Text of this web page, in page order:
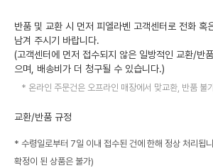
반품 및 교환 시 먼저 피엘라벤 고객센터로 전화 혹
남겨 주시기 바랍니다.
(고객센터에 먼저 접수되지 않은 일방적인 교환/반
으며, 배송비가 더 청구될 수 있습니다.)
온라인 주문건은 오프라인 매장에서 맞교환, 반품 불
교환/반품 규정
* 수령일로부터 7일 이내 접수된 건에 한해 정상 처리됩
확정이 된 상품은 불가)